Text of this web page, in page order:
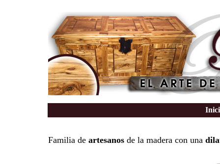
Familia de artesanosde la madera con una